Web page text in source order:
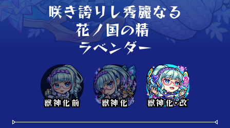
咲き誇りし秀麗なる
花ノ国の精
ラベンダー
獣神化前 獣神化 獣神化･改